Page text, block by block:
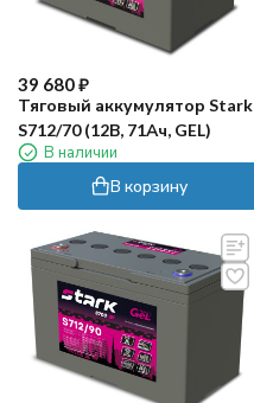
39 680₽
Тяговый аккумулятор Stark
S712/70 (12В, 71Ач, GEL)
В наличии
В корзину